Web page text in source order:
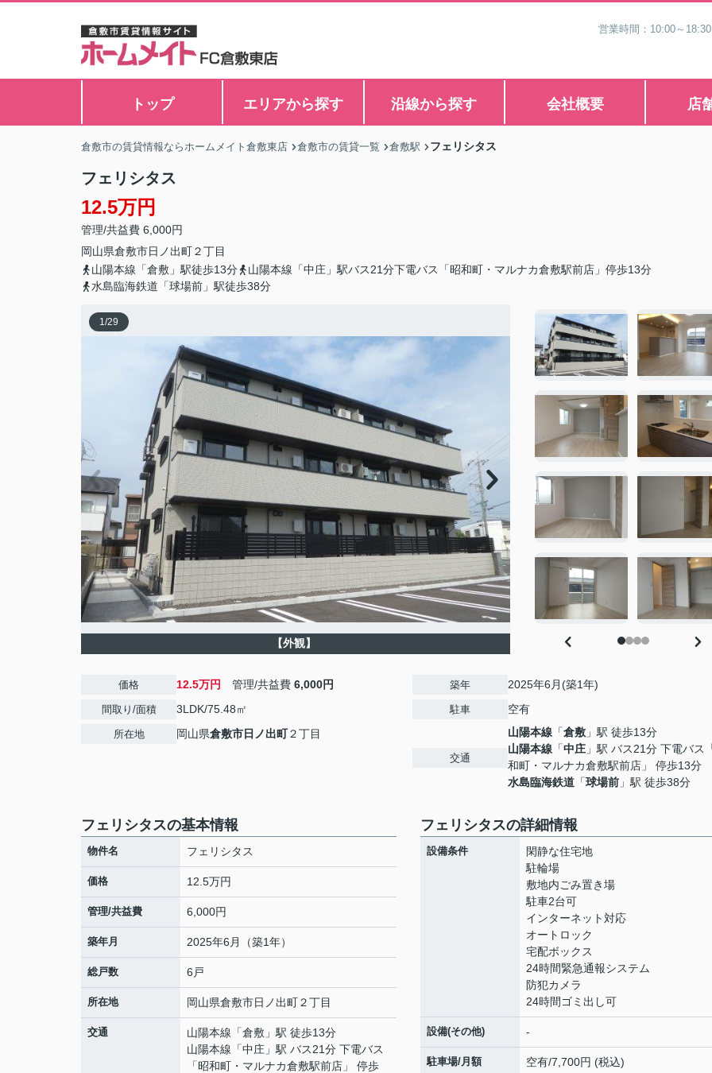
営業時間：10:00～
トップ エリアから探す 沿線から探す 会社概要 店
倉敷市の賃貸情報ならホームメイト倉敷東店 倉敷市の賃貸一覧 倉敷駅 フェリシタス
フェリシタス
12.5万円
管理/共益費 6,000円
岡山県倉敷市日ノ出町２丁目
山陽本線「倉敷」駅徒歩13分
山陽本線「中庄」駅バス21分下電バス「昭和町・マルナカ倉敷駅前店」停歩13分
水島臨海鉄道「球場前」駅徒歩38分
1/29
【外観】
価格 12.5万円 管理/共益費 6,000円
間取り/面積 3LDK/75.48㎡
所在地 岡山県倉敷市日ノ出町２丁目
築年 2025年6月(築1年)
駐車 空有
交通
山陽本線 「倉敷 」駅 徒歩13分
山陽本線 「中庄 」駅 バス21分 下電バス
和町・マルナカ倉敷駅前店」 停歩13分
水島臨海鉄道 「球場前 」駅 徒歩38分
フェリシタスの基本情報
物件名 フェリシタス
価格 12.5万円
管理/共益費 6,000円
築年月 2025年6月（築1年）
総戸数 6戸
所在地 岡山県倉敷市日ノ出町２丁目
交通 山陽本線 「倉敷 」駅 徒歩13分
山陽本線 「中庄 」駅 バス21分 下電バス
「昭和町・マルナカ倉敷駅前店」 停歩
フェリシタスの詳細情報
設備条件
閑静な住宅地
駐輪場
敷地内ごみ置き場
駐車2台可
インターネット対応
オートロック
宅配ボックス
24時間緊急通報システム
防犯カメラ
24時間ゴミ出し可
設備(その他) -
駐車場/月額 空有/7,700円 (税込)